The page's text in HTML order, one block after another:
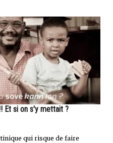
Et si on s'y mettait ?
qui risque de faire